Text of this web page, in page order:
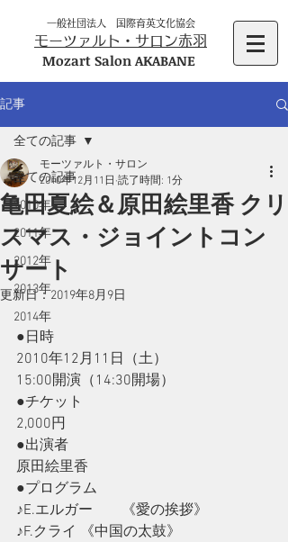
一般社団法人 国際育英文化協会
モーツァルト・サロン赤羽
Mozart Salon AKABANE
記事
全ての記事
2010年
2011年
2012年
2013年
2014年
全ての記事
亀田夏絵＆原田絵里香 クリ
スマス・ジョイントコン
サート
モーツァルト・サロン
2010年12月11日 読了時間: 1分
更新日：2019年8月9日
●日時
2010年12月11日（土）
15:00開演（14:30開場）
●チケット
2,000円
●出演者
原田絵里香
●プログラム
♪E.エルガー　　《愛の挨拶》
♪F.クライ 《中国の太鼓》